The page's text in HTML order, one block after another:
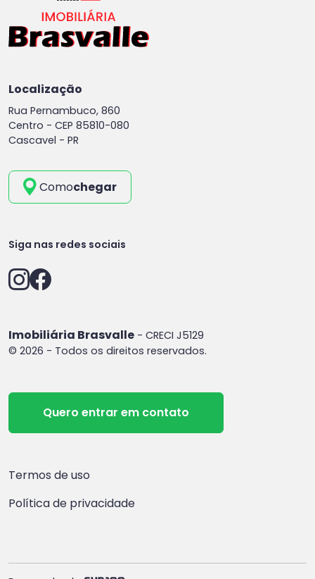
Localização
Rua Pernambuco, 860
Centro - CEP 85810-080
Cascavel - PR
Comochegar
Siga nas redes sociais
Imobiliária Brasvalle - CRECI J5129
© 2026 - Todos os direitos reservados.
Quero entrar em contato
Termos de uso
Política de privacidade